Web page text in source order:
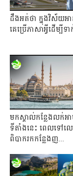
ដឹងអត់ថា ក្នុងវិស័យអ
គេប្រើភាសាអ្វីដើម្បីទា
មកស្គាល់កន្លែងលក់អ
ទីតាំងនេះ ពេលទៅល
ពិបាករកកន្លែងញ...